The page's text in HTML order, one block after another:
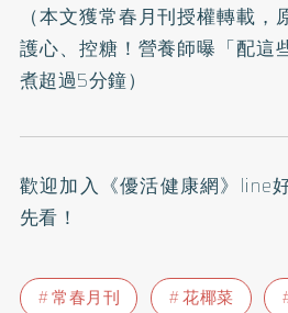
（本文獲常春月刊授權轉載，
護心、控糖！營養師曝「配這
煮超過5分鐘）
歡迎加入 《優活健康網》line
先看！
常春月刊 花椰菜